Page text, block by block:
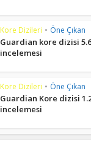
Kore Dizileri • Öne Çıkan
Guardian kore dizisi
incelemesi
Kore Dizileri • Öne Çıkan
Guardian Kore dizisi
incelemesi